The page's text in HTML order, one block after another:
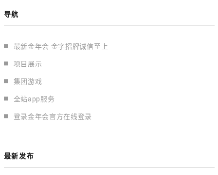
导航
最新金年会 金字招牌诚信至上
项目展示
集团游戏
全站app服务
登录金年会官方在线登录
最新发布